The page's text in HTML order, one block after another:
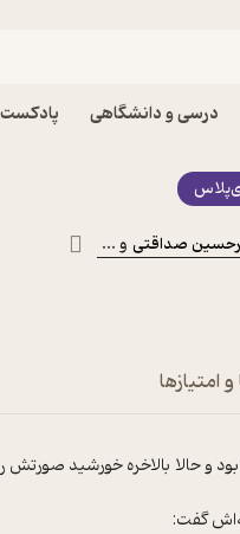
درسی و دانشگاهی پادکست
گم شده اثر نیکول
صداقتی و ...
امتیازها
و حالا بالاخره خورشید صورتش